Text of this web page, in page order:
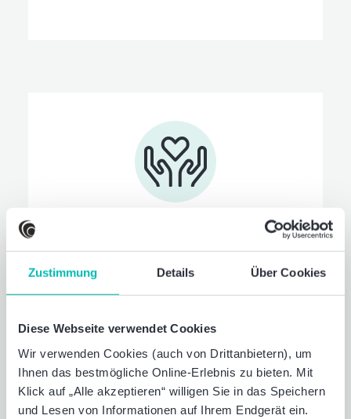
Zustimmung Details Über Cookies
Diese Webseite verwendet Cookies
Wir verwenden Cookies (auch von Drittanbietern), um
Ihnen das bestmögliche Online-Erlebnis zu bieten. Mit
Klick auf „Alle akzeptieren“ willigen Sie in das Speichern
und Lesen von Informationen auf Ihrem Endgerät ein.
Wir unterstützen Sie und Ihre Familie in
allen Lebenslagen. Ob bei der
Kinderbetreuung, bei der Pflege von
Belastungen - unser Familienservice steht
Ihnen mit umfangreichen Beratungs- und
Vermittlungsleistungen zur Seite.